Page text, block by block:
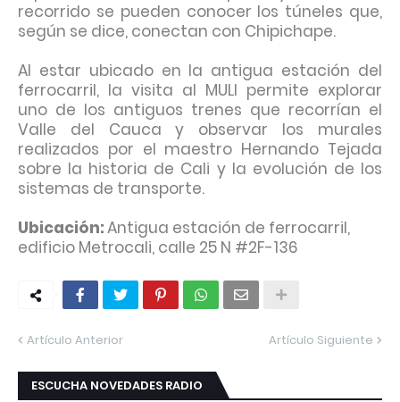
recorrido se pueden conocer los túneles que,
según se dice, conectan con Chipichape.
Al estar ubicado en la antigua estación del
ferrocarril, la visita al MULI permite explorar
uno de los antiguos trenes que recorrían el
Valle del Cauca y observar los murales
realizados por el maestro Hernando Tejada
sobre la historia de Cali y la evolución de los
sistemas de transporte.
Ubicación:Antigua estación de ferrocarril,
edificio Metrocali, calle 25 N #2F-136
Artículo Anterior Artículo Siguiente
ESCUCHA NOVEDADES RADIO